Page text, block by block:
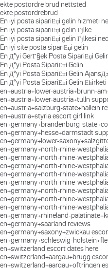
ekte postordre brud nettsted
ekte postordrebrud
En iyi posta sipariЕџi gelin hizmeti
En iyi posta sipariЕџi gelin Гјlke
En iyi posta sipariЕџi gelin Гјlkesi
En iyi site posta sipariЕџi gelin
En Д°yi GerГ§ek Posta SipariЕџi
En Д°yi Posta SipariЕџi Gelin
En Д°yi Posta SipariЕџi Gelin
En Д°yi Posta SipariЕџi Gelin Ећirketi
en+austria+lower-austria+brunn-
en+austria+lower-austria+tulln
en+austria+salzburg-state+hallein
en+austria+styria escort girl link
en+germany+brandenburg-
en+germany+hesse+darmstadt
en+germany+lower-
en+germany+north-rhine-
en+germany+north-rhine-
en+germany+north-rhine-
en+germany+north-rhine-
en+germany+north-rhine-
en+germany+north-rhine-
en+germany+north-rhine-
en+germany+north-rhine-
en+germany+rhineland-
en+germany+saarland reviews
en+germany+saxony+zwickau
en+germany+schleswig-
en+switzerland escort dates here
en+switzerland+aargau+brugg
en+switzerland+aargau+oftringen